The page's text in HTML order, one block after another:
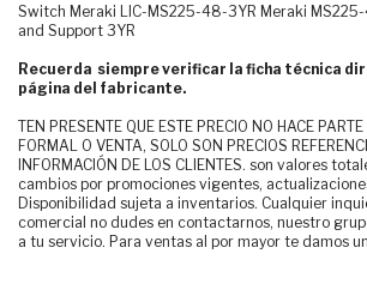
Switch Meraki LIC-MS225-48-3YR Meraki
and Support 3YR
Recuerda siempre verificar la ficha técnica
página del fabricante.
TEN PRESENTE QUE ESTE PRECIO NO HACE
FORMAL O VENTA, SOLO SON PRECIOS
INFORMACIÓN DE LOS CLIENTES. son valores
cambios por promociones vigentes,
Disponibilidad sujeta a inventarios. Cualquier
comercial no dudes en contactarnos, nuestro
a tu servicio. Para ventas al por mayor te damos